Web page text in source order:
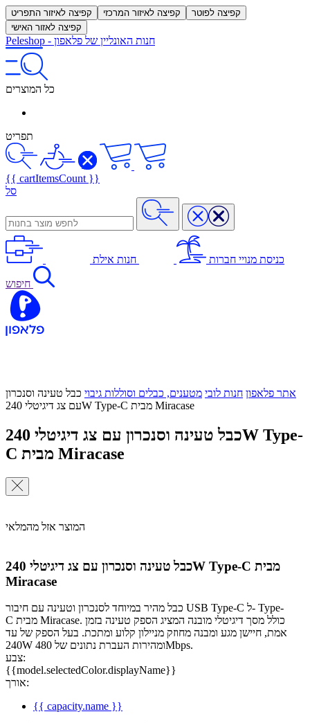
קפיצה לאיזור התפריט קפיצה לאיזור המרכזי
קפיצה לפוטר
קפיצה לאזור האישי
Peleshop - חנות האונליין של פלאפון
כל המוצרים
תפריט
{{ cartItemsCount }}
סל
כניסת מנויי חברות חנות אילת
חיפוש
אתר פלאפון חנות לובי מטענים, כבלים וסוללות גיבוי כבל טעינה וסנכרון
עם צג דיגיטלי 240W Type-C מבית Miracase
כבל טעינה וסנכרון עם צג דיגיטלי 240W Type-
C מבית Miracase
המוצר אזל מהמלאי
כבל טעינה וסנכרון עם צג דיגיטלי 240W Type-C מבית
Miracase
כבל מהיר במיוחד לסנכרון וטעינה עם חיבור USB Type-C ל- Type-
C מבית Miracase. כולל מסך דיגיטלי מובנה המציג הספק טעינה בזמן
אמת, חיישן מגע ומבנה מחוזק מניילון קלוע ומתכת. בעל הספק של עד
240W ומהירות העברת נתונים של 480Mbps.
צבע:
{{model.selectedColor.displayName}}
אורך:
{{ capacity.name }}